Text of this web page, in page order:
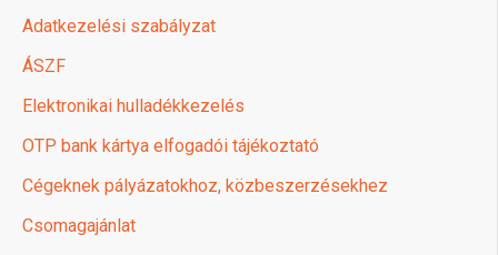
Adatkezelési szabályzat
ÁSZF
Elektronikai hulladékkezelés
OTP bank kártya elfogadói tájékoztató
Cégeknek pályázatokhoz, közbeszerzésekhez
Csomagajánlat